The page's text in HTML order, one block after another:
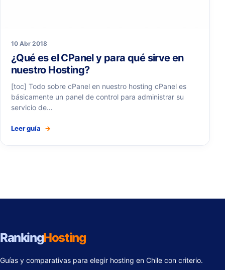
10 Abr 2018
¿Qué es el CPanel y para qué sirve en
nuestro Hosting?
[toc] Todo sobre cPanel en nuestro hosting cPanel es
básicamente un panel de control para administrar su
servicio de…
Leer guía →
RankingHosting
Guías y comparativas para elegir hosting en Chile con criterio.